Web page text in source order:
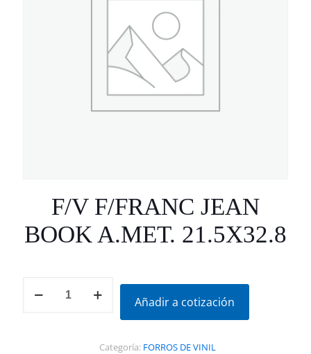
F/V F/FRANC JEAN
BOOK A.MET. 21.5X32.8
F/FRANC
Añadir a cotización
Categoría: FORROS DE VINIL